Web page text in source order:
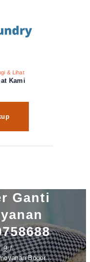
& Lihat
Kami
Ganti
9
Bogor...